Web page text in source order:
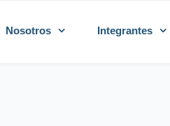
Nosotros Integrantes